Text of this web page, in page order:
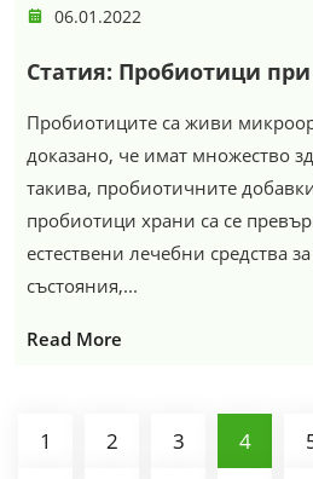
06.01.2022
Статия: Пробиотици
Пробиотиците са живи
доказано, че имат множество
такива, пробиотичните
пробиотици храни са се
естествени лечебни средства
състояния,...
Read More
1 2 3 4